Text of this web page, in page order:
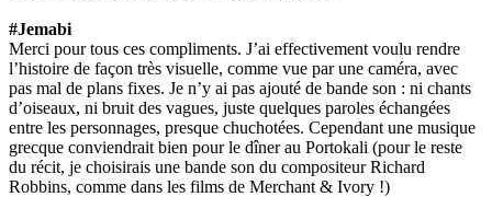
#Jemabi
Merci pour tous ces compliments. J’ai effectivement voulu rendre
l’histoire de façon très visuelle, comme vue par une caméra, avec
pas mal de plans fixes. Je n’y ai pas ajouté de bande son : ni chants
d’oiseaux, ni bruit des vagues, juste quelques paroles échangées
entre les personnages, presque chuchotées. Cependant une musique
grecque conviendrait bien pour le dîner au Portokali (pour le reste
du récit, je choisirais une bande son du compositeur Richard
Robbins, comme dans les films de Merchant & Ivory !)